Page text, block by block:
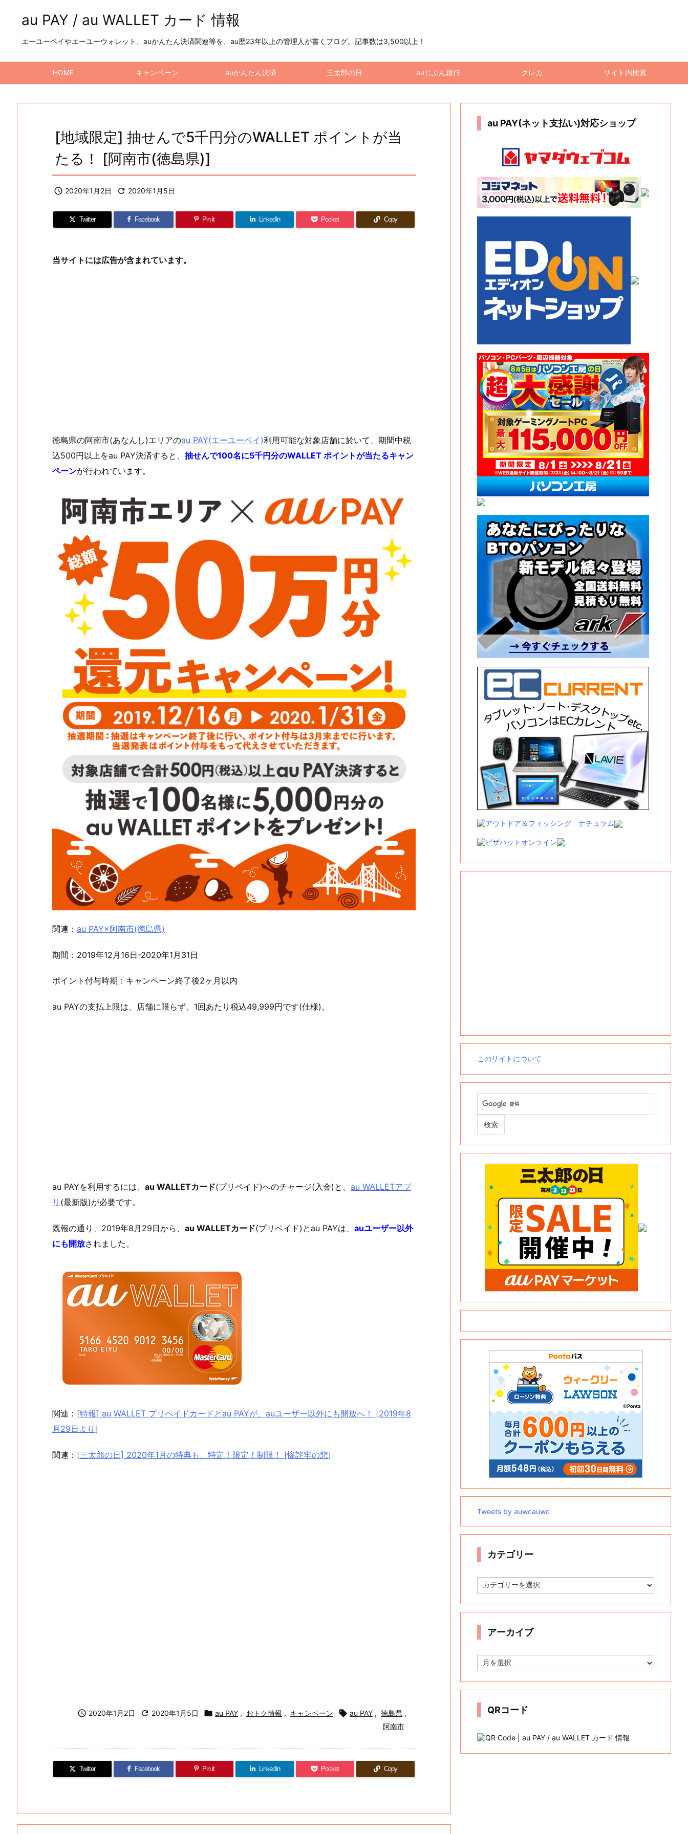
au PAY / au WALLET カード 情報
エーユーペイやエーユーウォレット、auかんたん決済関連等を、au歴23年以上の管理人が書くブログ。記事数は3,500以上！
HOME キャンペーン auかんたん決済 三太郎の日 auじぶん銀行 クレカ サイト内検索
[地域限定] 抽せんで5千円分のWALLET ポイントが当
たる！ [阿南市(徳島県)]
 2020年1月2日  2020年1月5日
Twitter Facebook Pin it LinkedIn Pocket Copy
当サイトには広告が含まれています。
徳島県の阿南市(あなんし)エリアのau PAY(エーユーペイ)利用可能な対象店舗に於いて、期間中税
込500円以上をau PAY決済すると、 抽せんで100名に5千円分のWALLET ポイントが当たるキャン
ペーンが行われています。
関連： au PAY×阿南市(徳島県)
期間：2019年12月16日-2020年1月31日
ポイント付与時期：キャンペーン終了後2ヶ月以内
au PAYの支払上限は、店舗に限らず、1回あたり税込49,999円です(仕様)。
au PAYを利用するには、 au WALLETカード(プリペイド)へのチャージ(入金)と、 au WALLETアプ
リ (最新版)が必要です。
既報の通り、2019年8月29日から、 au WALLETカード(プリペイド)とau PAYは、 auユーザー以外
にも開放されました。
関連： [特報] au WALLET プリペイドカードとau PAYが、auユーザー以外にも開放へ！ [2019年8
月29日より]
関連： [三太郎の日] 2020年1月の特典も、特定！限定！制限！ [惨詫牢の悲]
 2020年1月2日  2020年1月5日  au PAY , おトク情報 , キャンペーン  au PAY , 徳島県 ,
阿南市
Twitter Facebook Pin it LinkedIn Pocket Copy
au PAY(ネット支払い)対応ショップ
このサイトについて
Tweets by auwcauwc
カテゴリー
テ
リ
アーカイブ
ー
イ
QRコード